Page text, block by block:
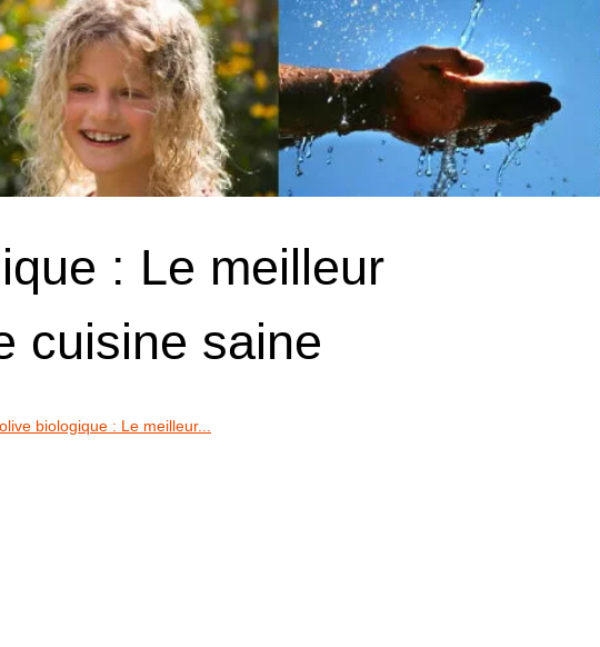
: Le meilleur
cuisine saine
biologique : Le meilleur...